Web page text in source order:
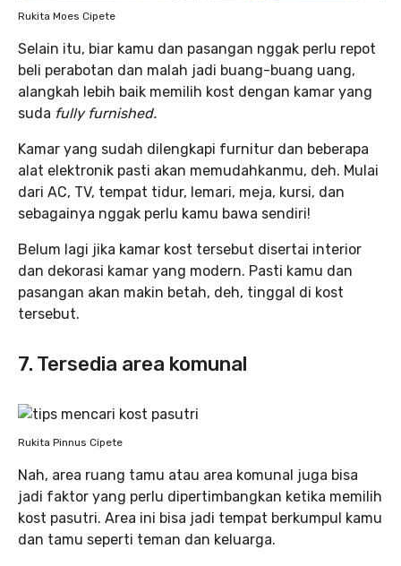
Rukita Moes Cipete
Selain itu, biar kamu dan pasangan nggak perlu repot
beli perabotan dan malah jadi buang-buang uang,
alangkah lebih baik memilih kost dengan kamar yang
suda fully furnished.
Kamar yang sudah dilengkapi furnitur dan beberapa
alat elektronik pasti akan memudahkanmu, deh. Mulai
dari AC, TV, tempat tidur, lemari, meja, kursi, dan
sebagainya nggak perlu kamu bawa sendiri!
Belum lagi jika kamar kost tersebut disertai interior
dan dekorasi kamar yang modern. Pasti kamu dan
pasangan akan makin betah, deh, tinggal di kost
tersebut.
7. Tersedia area komunal
Rukita Pinnus Cipete
Nah, area ruang tamu atau area komunal juga bisa
jadi faktor yang perlu dipertimbangkan ketika memilih
kost pasutri. Area ini bisa jadi tempat berkumpul kamu
dan tamu seperti teman dan keluarga.